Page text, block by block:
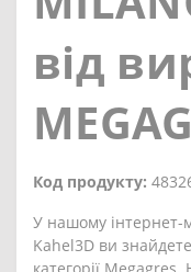
від
Код продукту:
У нашому інтернет-
Kahel3D ви